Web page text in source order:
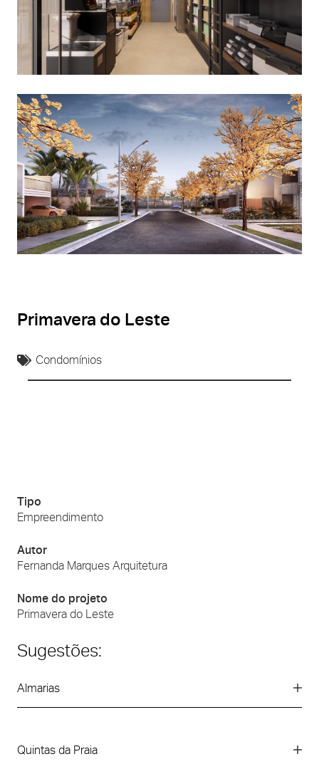
Primavera do Leste
Condomínios
Tipo
Empreendimento
Autor
Fernanda Marques Arquitetura
Nome do projeto
Primavera do Leste
Sugestões:
Almarias
Quintas da Praia